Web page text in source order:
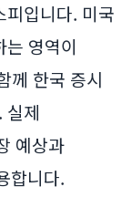
피입니다. 미국
영역이
께 한국 증시
실제
예상과
합니다.